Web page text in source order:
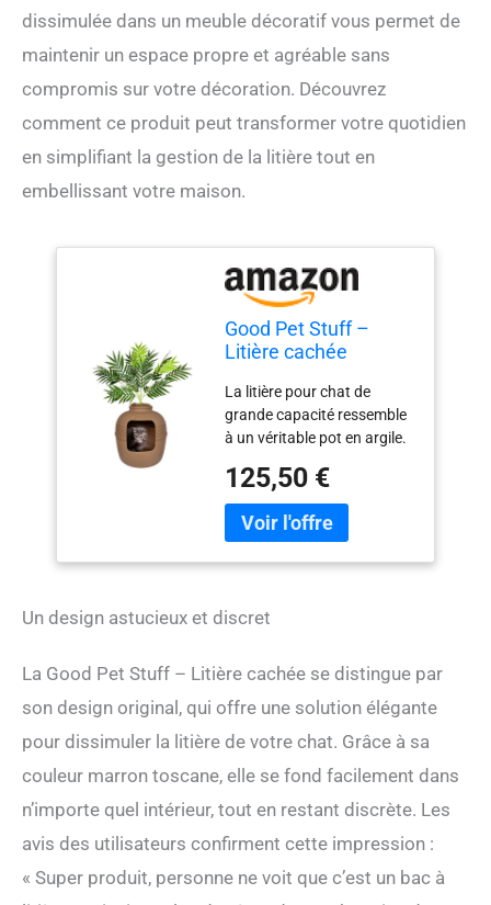
dissimulée dans un meuble décoratif vous permet de
maintenir un espace propre et agréable sans
compromis sur votre décoration. Découvrez
comment ce produit peut transformer votre quotidien
en simplifiant la gestion de la litière tout en
embellissant votre maison.
Good Pet Stuff –
Litière cachée
La litière pour chat de
grande capacité ressemble
à un véritable pot en argile.
sont placées entre les
parties supérieure et
inférieure du bac de litière.
les poussières et les odeurs.
chats et les foyers à
107 cm de haut, avec plante
incluse.
125,50 €
Un design astucieux et discret
La Good Pet Stuff – Litière cachée se distingue par
son design original, qui offre une solution élégante
pour dissimuler la litière de votre chat. Grâce à sa
couleur marron toscane, elle se fond facilement dans
n’importe quel intérieur, tout en restant discrète. Les
avis des utilisateurs confirment cette impression :
« Super produit, personne ne voit que c’est un bac à